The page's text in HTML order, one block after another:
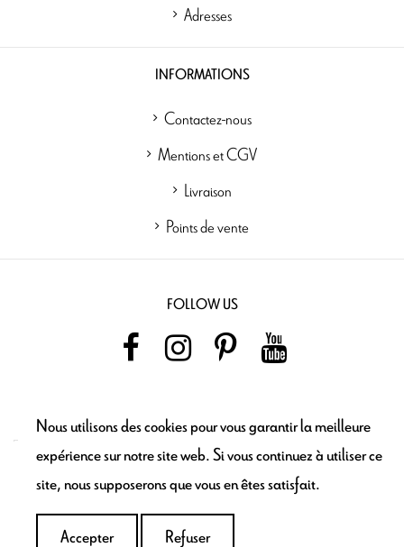
Ajouter au
panier
Adresses
INFORMATIONS
Contactez-nous
Mentions et CGV
Livraison
Points de vente
FOLLOW US
Nous utilisons des cookies pour vous garantir la meilleure
expérience sur notre site web. Si vous continuez à utiliser ce
site, nous supposerons que vous en êtes satisfait.
Accepter Refuser